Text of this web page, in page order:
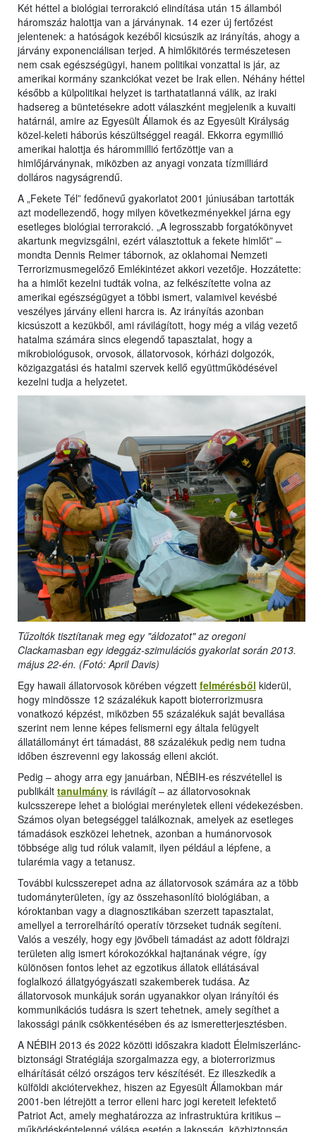
Két héttel a biológiai terrorakció elindítása után 15 államból
háromszáz halottja van a járványnak. 14 ezer új fertőzést
jelentenek: a hatóságok kezéből kicsúszik az irányítás, ahogy a
járvány exponenciálisan terjed. A himlőkitörés természetesen
nem csak egészségügyi, hanem politikai vonzattal is jár, az
amerikai kormány szankciókat vezet be Irak ellen. Néhány héttel
később a külpolitikai helyzet is tarthatatlanná válik, az iraki
hadsereg a büntetésekre adott válaszként megjelenik a kuvaiti
határnál, amire az Egyesült Államok és az Egyesült Királyság
közel-keleti háborús készültséggel reagál. Ekkorra egymillió
amerikai halottja és hárommillió fertőzöttje van a
himlőjárványnak, miközben az anyagi vonzata tízmilliárd
dolláros nagyságrendű.
A „Fekete Tél” fedőnevű gyakorlatot 2001 júniusában tartották
azt modellezendő, hogy milyen következményekkel járna egy
esetleges biológiai terrorakció. „A legrosszabb forgatókönyvet
akartunk megvizsgálni, ezért választottuk a fekete himlőt” –
mondta Dennis Reimer tábornok, az oklahomai Nemzeti
Terrorizmusmegelőző Emlékintézet akkori vezetője. Hozzátette:
ha a himlőt kezelni tudták volna, az felkészítette volna az
amerikai egészségügyet a többi ismert, valamivel kevésbé
veszélyes járvány elleni harcra is. Az irányítás azonban
kicsúszott a kezükből, ami rávilágított, hogy még a világ vezető
hatalma számára sincs elegendő tapasztalat, hogy a
mikrobiológusok, orvosok, állatorvosok, kórházi dolgozók,
közigazgatási és hatalmi szervek kellő együttműködésével
kezelni tudja a helyzetet.
Tűzoltók tisztítanak meg egy "áldozatot" az oregoni
Clackamasban egy ideggáz-szimulációs gyakorlat során 2013.
május 22-én. (Fotó: April Davis)
Egy hawaii állatorvosok körében végzett felmérésből kiderül,
hogy mindössze 12 százalékuk kapott bioterrorizmusra
vonatkozó képzést, miközben 55 százalékuk saját bevallása
szerint nem lenne képes felismerni egy általa felügyelt
állatállományt ért támadást, 88 százalékuk pedig nem tudna
időben észrevenni egy lakosság elleni akciót.
Pedig – ahogy arra egy januárban, NÉBIH-es részvétellel is
publikált tanulmány is rávilágít – az állatorvosoknak
kulcsszerepe lehet a biológiai merényletek elleni védekezésben.
Számos olyan betegséggel találkoznak, amelyek az esetleges
támadások eszközei lehetnek, azonban a humánorvosok
többsége alig tud róluk valamit, ilyen például a lépfene, a
tularémia vagy a tetanusz.
További kulcsszerepet adna az állatorvosok számára az a több
tudományterületen, így az összehasonlító biológiában, a
kóroktanban vagy a diagnosztikában szerzett tapasztalat,
amellyel a terrorelhárító operatív törzseket tudnák segíteni.
Valós a veszély, hogy egy jövőbeli támadást az adott földrajzi
területen alig ismert kórokozókkal hajtanának végre, így
különösen fontos lehet az egzotikus állatok ellátásával
foglalkozó állatgyógyászati szakemberek tudása. Az
állatorvosok munkájuk során ugyanakkor olyan irányítói és
kommunikációs tudásra is szert tehetnek, amely segíthet a
lakossági pánik csökkentésében és az ismeretterjesztésben.
A NÉBIH 2013 és 2022 közötti időszakra kiadott Élelmiszerlánc-
biztonsági Stratégiája szorgalmazza egy, a bioterrorizmus
elhárítását célzó országos terv készítését. Ez illeszkedik a
külföldi akciótervekhez, hiszen az Egyesült Államokban már
2001-ben létrejött a terror elleni harc jogi kereteit lefektető
Patriot Act, amely meghatározza az infrastruktúra kritikus –